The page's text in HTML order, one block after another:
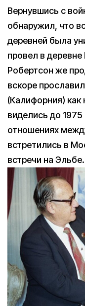
Вернувшись с
обнаружил, что
деревней была
провел в
Робертсон же
вскоре
(Калифорния)
виделись до 1975
отношениях
встретились в
встречи на Эльбе.